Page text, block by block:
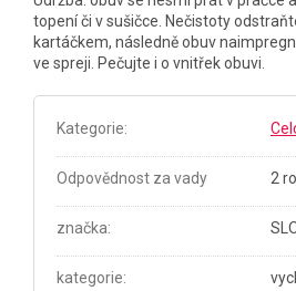
topení či v sušičce. Nečistoty
kartáčkem, následně obuv
ve spreji. Pečujte i o vnitřek obuvi.
Kategorie:
Odpovědnost za vady 2
značka:
kategorie: